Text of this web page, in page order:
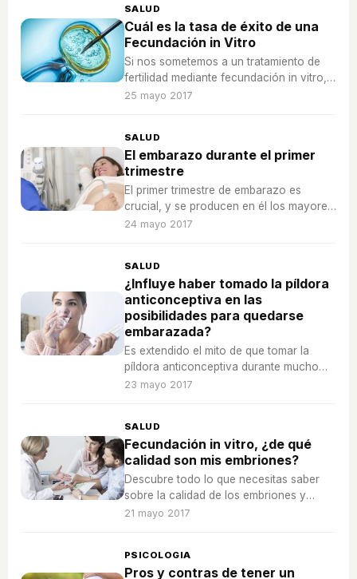
SALUD
Cuál es la tasa de éxito de una
Fecundación in Vitro
Si nos sometemos a un tratamiento de
fertilidad mediante fecundación in vitro,
nos preocupa mucho si funcionará al
25 mayo 2017
SALUD
El embarazo durante el primer
trimestre
El primer trimestre de embarazo es
crucial, y se producen en él los mayores
cambios del bebé, te contamos todo lo
24 mayo 2017
SALUD
¿Influye haber tomado la píldora
anticonceptiva en las
posibilidades para quedarse
embarazada?
Es extendido el mito de que tomar la
píldora anticonceptiva durante mucho
tiempo puede afectarnos a la fertilidad
23 mayo 2017
SALUD
Fecundación in vitro, ¿de qué
calidad son mis embriones?
Descubre todo lo que necesitas saber
sobre la calidad de los embriones y
cómo influye en las probabilidades de
21 mayo 2017
PSICOLOGIA
Pros y contras de tener un